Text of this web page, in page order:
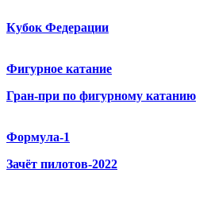
Кубок Федерации
Фигурное катание
Гран-при по фигурному катанию
Формула-1
Зачёт пилотов-2022